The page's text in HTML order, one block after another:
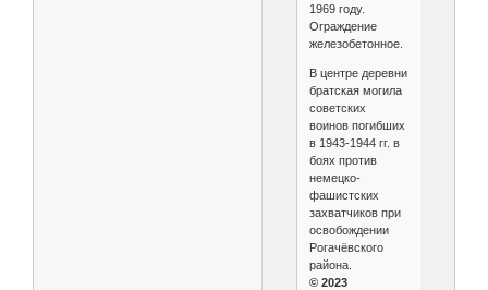
1969 году.
Ограждение
железобетонное.
В центре деревни
братская могила
советских
воинов погибших
в 1943-1944 гг. в
боях против
немецко-
фашистских
захватчиков при
освобождении
Рогачёвского
района.
© 2023